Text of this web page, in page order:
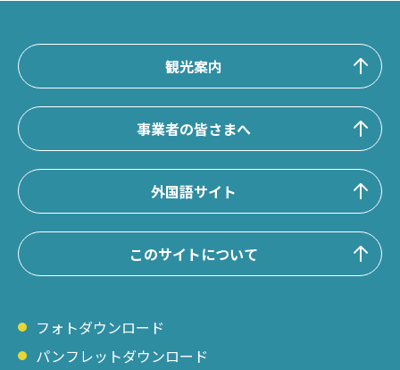
観光案内
事業者の皆さまへ
外国語サイト
このサイトについて
フォトダウンロード
パンフレットダウンロード